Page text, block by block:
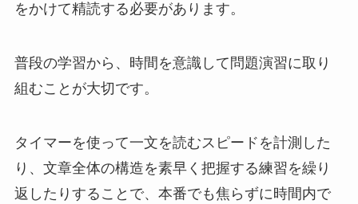
をかけて精読する必要があります。
普段の学習から、時間を意識して問題演習に取り
組むことが大切です。
タイマーを使って一文を読むスピードを計測した
り、文章全体の構造を素早く把握する練習を繰り
返したりすることで、本番でも焦らずに時間内で